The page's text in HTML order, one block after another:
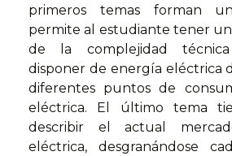
primeros temas forman
permite al estudiante tener
de la complejidad
disponer de energía eléctrica
diferentes puntos de
eléctrica. El último tema
describir el actual
eléctrica, desgranándose